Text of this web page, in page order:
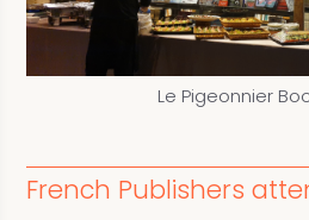
Le Pigeonnier
French Publishers